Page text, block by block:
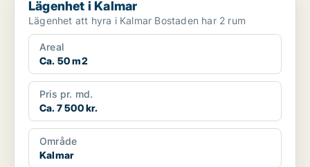
Lägenhet i Kalmar
Lägenhet att hyra i Kalmar Bostaden har 2 rum
Areal
Ca. 50 m2
Pris pr. md.
Ca. 7 500 kr.
Område
Kalmar